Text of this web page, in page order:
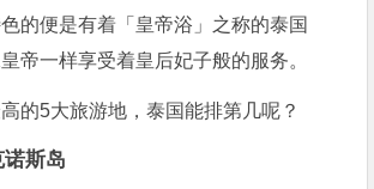
的便是有着「皇帝浴」之称的泰国
帝一样享受着皇后妃子般的服务。
斯岛